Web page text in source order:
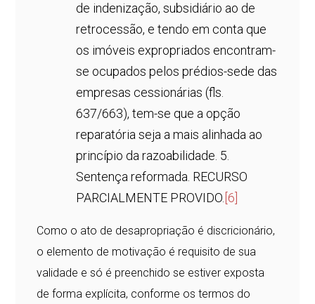
de indenização, subsidiário ao de
retrocessão, e tendo em conta que
os imóveis expropriados encontram-
se ocupados pelos prédios-sede das
empresas cessionárias (fls.
637/663), tem-se que a opção
reparatória seja a mais alinhada ao
princípio da razoabilidade. 5.
Sentença reformada. RECURSO
PARCIALMENTE PROVIDO. [6]
Como o ato de desapropriação é discricionário,
o elemento de motivação é requisito de sua
validade e só é preenchido se estiver exposta
de forma explícita, conforme os termos do